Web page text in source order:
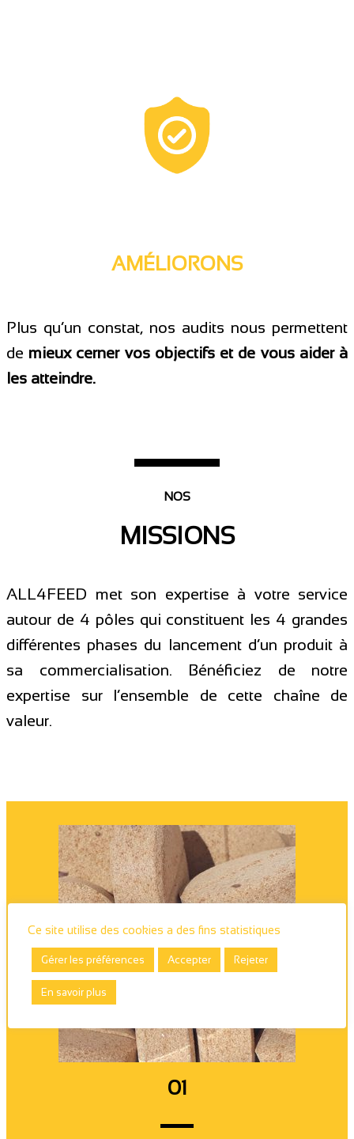
AMÉLIORONS
Plus qu’un constat, nos audits nous permettent
de mieux cerner vos objectifs et de vous aider à
les atteindre.
NOS
MISSIONS
ALL4FEED met son expertise à votre service
autour de 4 pôles qui constituent les 4 grandes
différentes phases du lancement d’un produit à
sa commercialisation. Bénéficiez de notre
expertise sur l’ensemble de cette chaîne de
valeur.
01
Ce site utilise des cookies a des fins statistiques
Gérer les préférences Accepter Rejeter
En savoir plus